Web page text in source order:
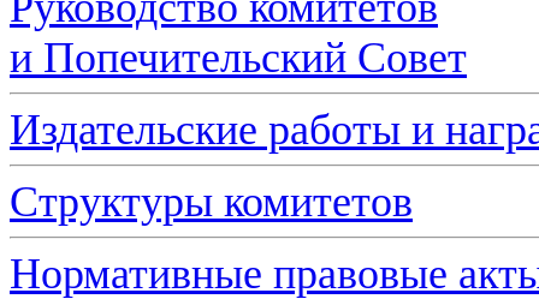
и Попечительский Совет
Издательские работы и
Структуры комитетов
Нормативные правовые